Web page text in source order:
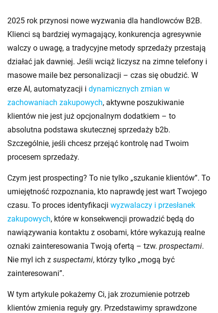
2025 rok przynosi nowe wyzwania dla handlowców B2B.
Klienci są bardziej wymagający, konkurencja agresywnie
walczy o uwagę, a tradycyjne metody sprzedaży przestają
działać jak dawniej. Jeśli wciąż liczysz na zimne telefony i
masowe maile bez personalizacji – czas się obudzić. W
erze AI, automatyzacji i dynamicznych zmian w
zachowaniach zakupowych, aktywne poszukiwanie
klientów nie jest już opcjonalnym dodatkiem – to
absolutna podstawa skutecznej sprzedaży b2b.
Szczególnie, jeśli chcesz przejąć kontrolę nad Twoim
procesem sprzedaży.
Czym jest prospecting? To nie tylko „szukanie klientów”. To
umiejętność rozpoznania, kto naprawdę jest wart Twojego
czasu. To proces identyfikacji wyzwalaczy i przesłanek
zakupowych, które w konsekwencji prowadzić będą do
nawiązywania kontaktu z osobami, które wykazują realne
oznaki zainteresowania Twoją ofertą – tzw. prospectami.
Nie myl ich z suspectami, którzy tylko „mogą być
zainteresowani”.
W tym artykule pokażemy Ci, jak zrozumienie potrzeb
klientów zmienia reguły gry. Przedstawimy sprawdzone